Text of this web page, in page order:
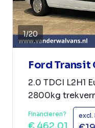
1/20
Ford Transit
2.0 TDCI L2H1
2800kg
Financieren? excl.